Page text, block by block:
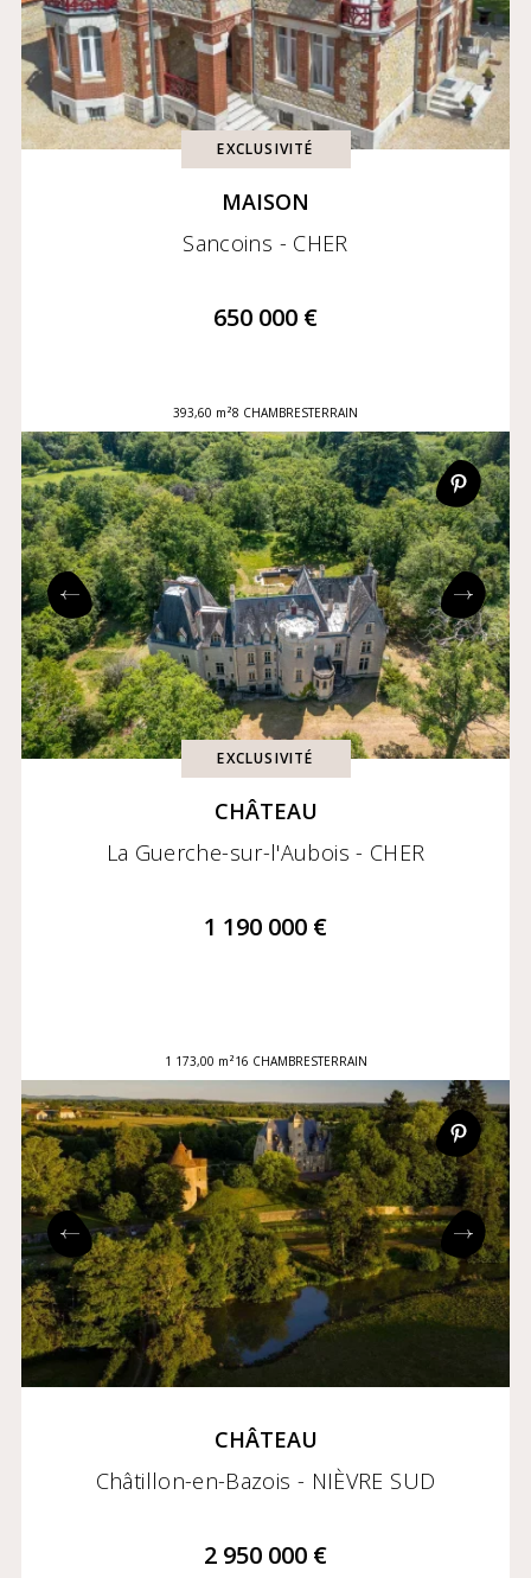
EXCLUSIVITÉ
MAISON
Sancoins - CHER
650 000 €
393,60 m²8 CHAMBRESTERRAIN
EXCLUSIVITÉ
CHÂTEAU
La Guerche-sur-l'Aubois - CHER
1 190 000 €
1 173,00 m²16 CHAMBRESTERRAIN
CHÂTEAU
Châtillon-en-Bazois - NIÈVRE SUD
2 950 000 €